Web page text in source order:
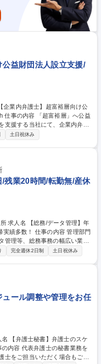
公益財団法人設立支援/
益
支援する当社にて、企業内弁護
】年間休日120日以上/残業ほぼ
防法務全般/申請業務補助/社会
実業家の設立支援を行い、当該
ショナルです。代表のもとで、
性◎/実働6h
土日祝休み
/残業20時間/転勤無/産休
年
内容 管理部門
管理等、総務事務の幅広い業務
確性やスピード感を活かし組織
部門の業務を7名で分担して運
職種 【総務/デ
産休育休復帰実績多数！
完全週休2日制 土日祝休み
ュール調整や管理をお任
士をご担当いただく場合もござ